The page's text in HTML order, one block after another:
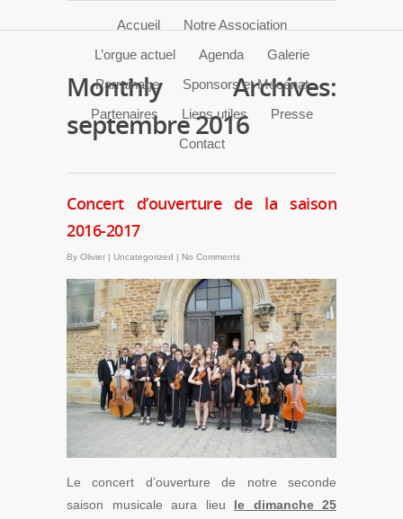
Accueil
Notre Association
L’orgue actuel
Agenda
Galerie
Parrainage
Sponsors et Mécénat
Partenaires
Liens utiles
Presse
Contact
Monthly Archives:
septembre 2016
Concert d’ouverture de la saison
2016-2017
By Olivier | Uncategorized | No Comments
Le concert d’ouverture de notre seconde
saison musicale aura lieu le dimanche 25